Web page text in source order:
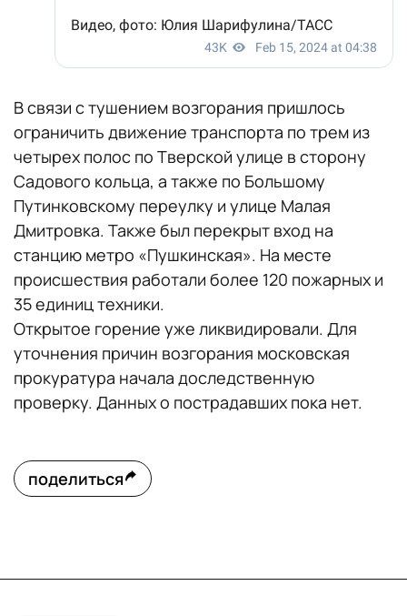
В связи с тушением возгорания пришлось
ограничить движение транспорта по трем из
четырех полос по Тверской улице в сторону
Садового кольца, а также по Большому
Путинковскому переулку и улице Малая
Дмитровка. Также был перекрыт вход на
станцию метро «Пушкинская». На месте
происшествия работали более 120 пожарных и
35 единиц техники.
Открытое горение уже ликвидировали. Для
уточнения причин возгорания московская
прокуратура начала доследственную
проверку. Данных о пострадавших пока нет.
поделиться